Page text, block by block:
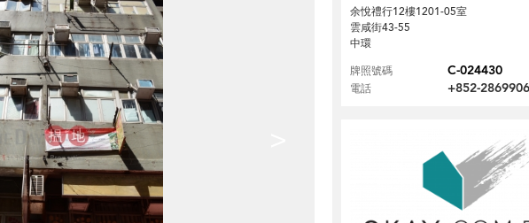
余悅禮行12樓1201-05室
雲咸街43-55
中環
牌照號碼
C-024430
電話 +852-